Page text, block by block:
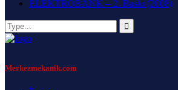
ELEKTROBANK – 2. Baskı (2008)
Merkezmekanik.com